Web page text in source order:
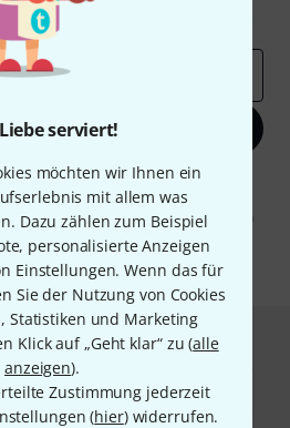
serviert!
möchten wir Ihnen ein
mit allem was
Dazu zählen zum Beispiel
personalisierte Anzeigen
Einstellungen. Wenn das für
Sie der Nutzung von Cookies
Statistiken und Marketing
Klick auf „Geht klar“ zu (alle
anzeigen).
Zustimmung jederzeit
(hier) widerrufen.
anmelden
stimmen Sie dem Erhalt von E-Mail-
des E-Mail-Nutzungsverhaltens zu. Die
Weitere Informationen finden Sie in
* Pflichtfeld